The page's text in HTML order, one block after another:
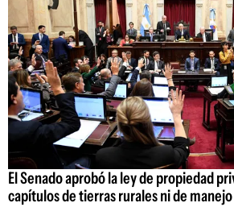
El Senado aprobó la ley de propiedad
capítulos de tierras rurales ni de